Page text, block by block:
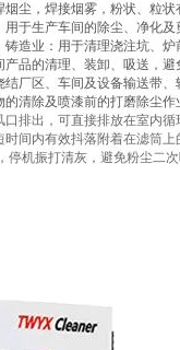
尘，焊接烟雾，粉状、粒
于生产车间的除尘、净化
造业：用于清理浇注坑、
品的清理、装卸、吸送，
厂区、车间及设备输送带
清除及喷漆前的打磨除尘作
排出，可直接排放在室内
间内有效抖落附着在滤筒
停机振打清灰，避免粉尘二